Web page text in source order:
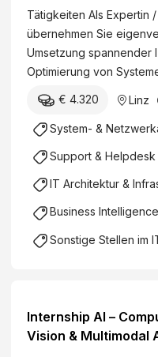
Tätigkeiten Als Expertin
übernehmen Sie
Umsetzung spannender
Optimierung von
€ 4.320 Linz
System- &
Support & Helpdesk
IT Architektur &
Business Intelligence
Sonstige Stellen im
Internship AI –
Vision & Multimodal